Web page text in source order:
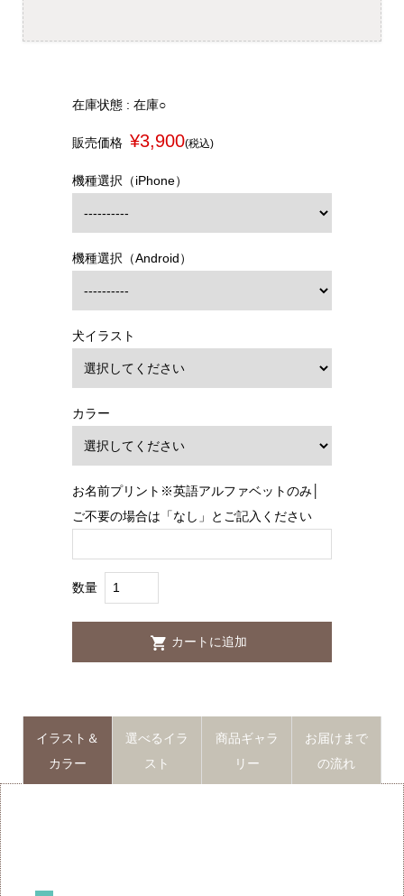
在庫状態 : 在庫○
販売価格 ¥3,900(税込)
機種選択（iPhone）
機種選択（Android）
犬イラスト
カラー
お名前プリント※英語アルファベットのみ│
ご不要の場合は「なし」とご記入ください
数量
イラスト＆
カラー
選べるイラ
スト
商品ギャラ
リー
お届けまで
の流れ